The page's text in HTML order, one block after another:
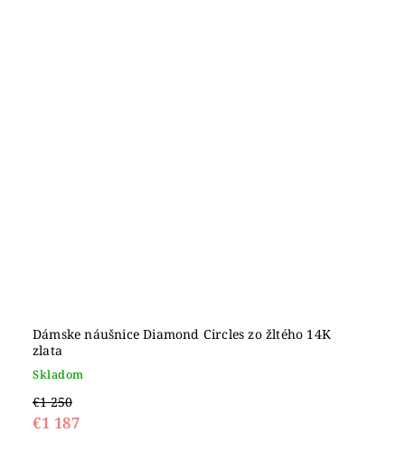
Dámske náušnice Diamond Circles zo žltého 14K
zlata
Skladom
€1 250
€1 187